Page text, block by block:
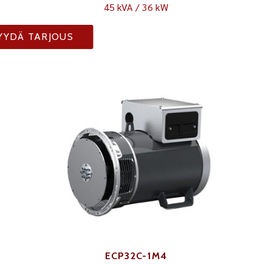
45 kVA / 36 kW
TARJOUS
ECP32C-1M4